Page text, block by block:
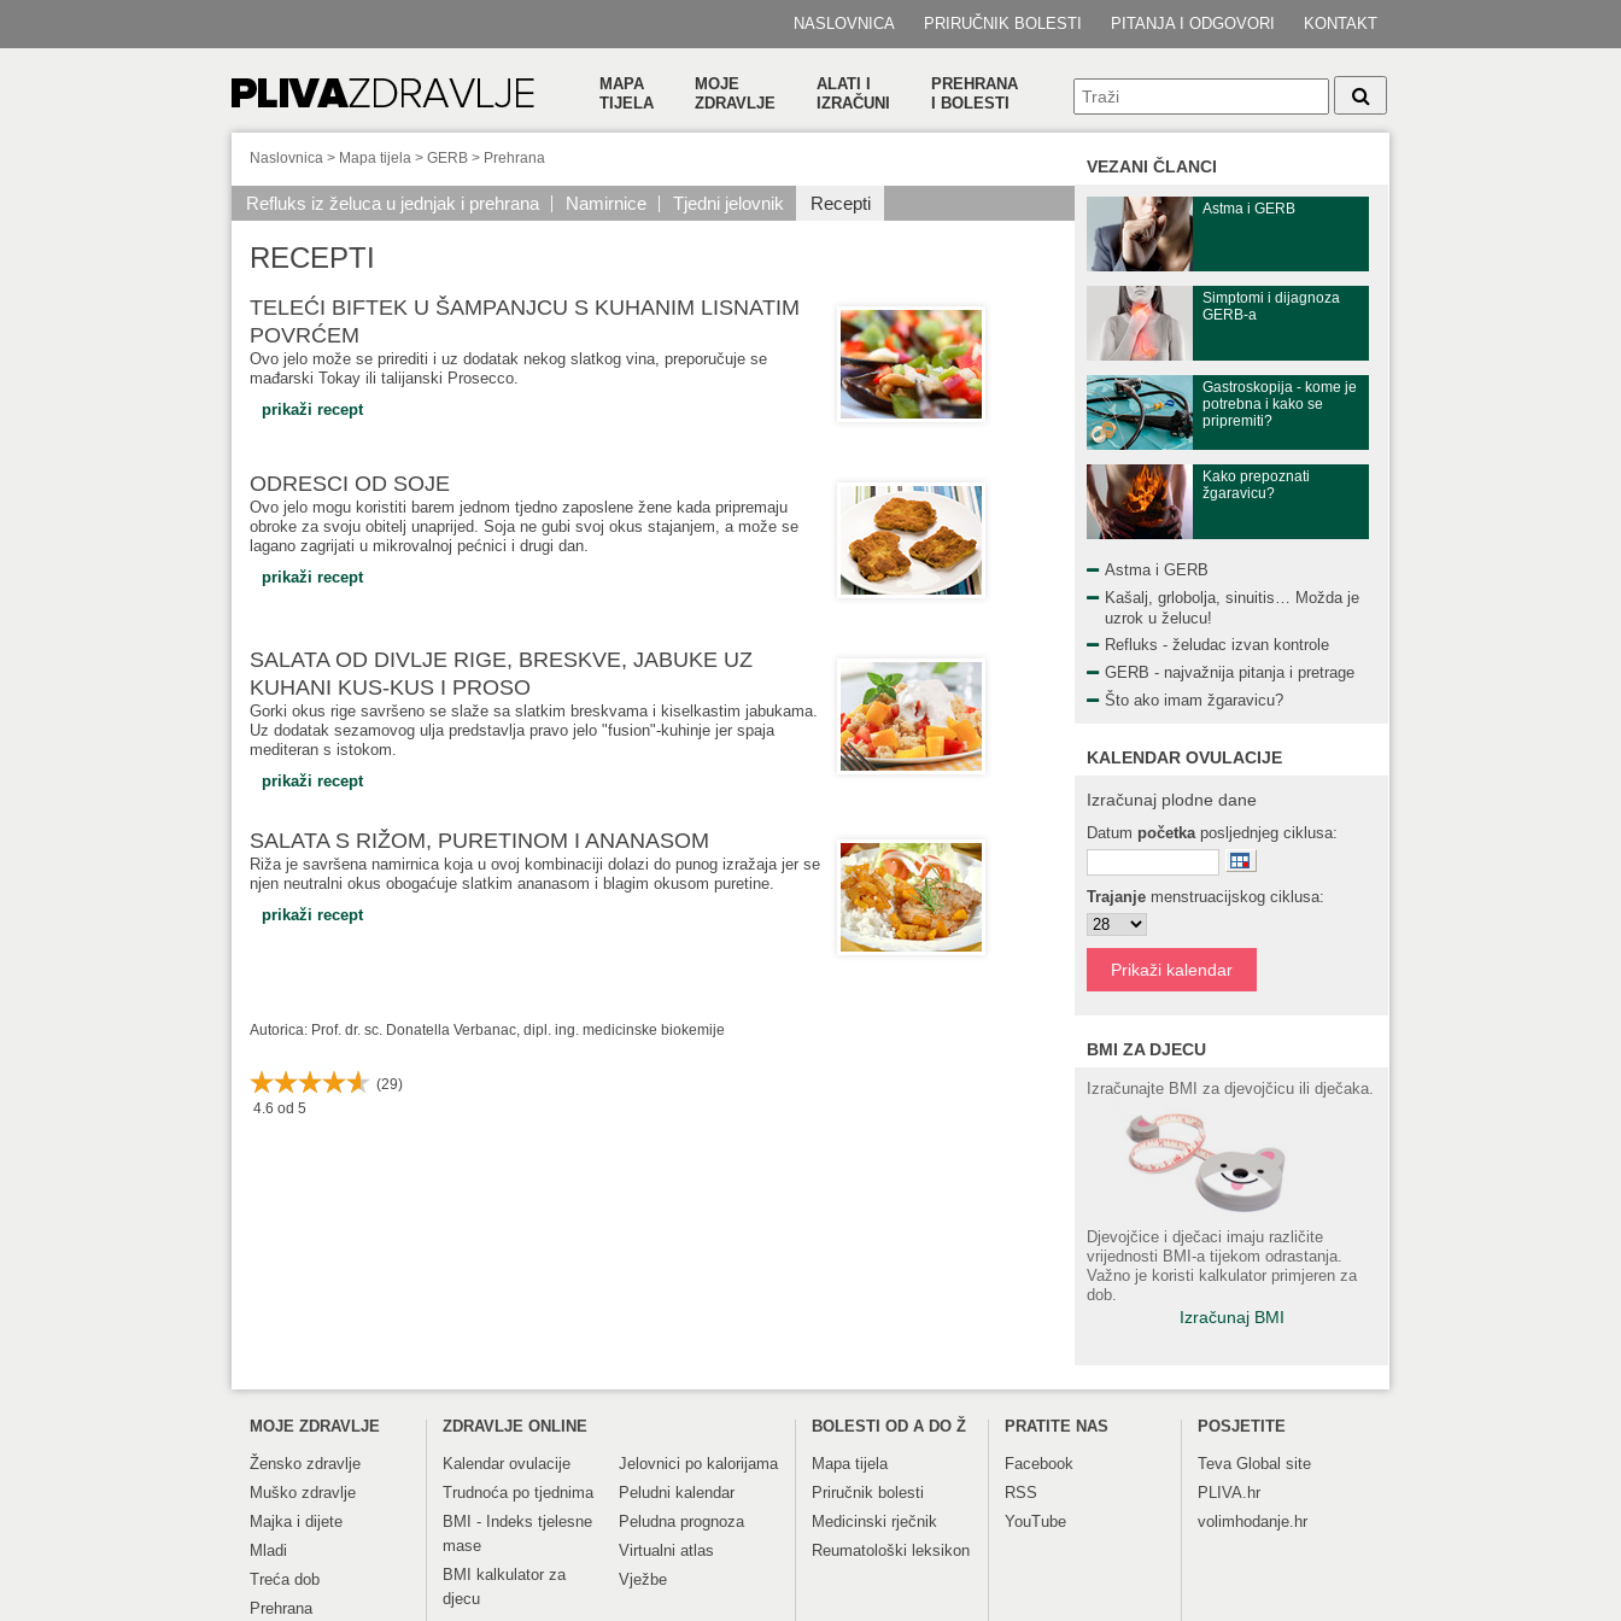
NASLOVNICA PRIRUČNIK BOLESTI PITANJA I ODGOVORI KONTAKT
MAPA
TIJELA
MOJE
ZDRAVLJE
ALATI I
IZRAČUNI
PREHRANA
I BOLESTI
Naslovnica > Mapa tijela > GERB > Prehrana
Refluks iz želuca u jednjak i prehrana Namirnice Tjedni jelovnik Recepti
RECEPTI
TELEĆI BIFTEK U ŠAMPANJCU S KUHANIM LISNATIM
POVRĆEM
Ovo jelo može se prirediti i uz dodatak nekog slatkog vina, preporučuje se
mađarski Tokay ili talijanski Prosecco.
prikaži recept
ODRESCI OD SOJE
Ovo jelo mogu koristiti barem jednom tjedno zaposlene žene kada pripremaju
obroke za svoju obitelj unaprijed. Soja ne gubi svoj okus stajanjem, a može se
lagano zagrijati u mikrovalnoj pećnici i drugi dan.
prikaži recept
SALATA OD DIVLJE RIGE, BRESKVE, JABUKE UZ
KUHANI KUS-KUS I PROSO
Gorki okus rige savršeno se slaže sa slatkim breskvama i kiselkastim jabukama.
Uz dodatak sezamovog ulja predstavlja pravo jelo "fusion"-kuhinje jer spaja
mediteran s istokom.
prikaži recept
SALATA S RIŽOM, PURETINOM I ANANASOM
Riža je savršena namirnica koja u ovoj kombinaciji dolazi do punog izražaja jer se
njen neutralni okus obogaćuje slatkim ananasom i blagim okusom puretine.
prikaži recept
Autorica: Prof. dr. sc. Donatella Verbanac, dipl. ing. medicinske biokemije
(29)
4.6 od 5
VEZANI ČLANCI
Astma i GERB
Simptomi i dijagnoza
GERB-a
Gastroskopija - kome je
potrebna i kako se
pripremiti?
Kako prepoznati
žgaravicu?
Astma i GERB
Kašalj, grlobolja, sinuitis… Možda je
uzrok u želucu!
Refluks - želudac izvan kontrole
GERB - najvažnija pitanja i pretrage
Što ako imam žgaravicu?
KALENDAR OVULACIJE
Izračunaj plodne dane
Datum početkaposljednjeg ciklusa:
Trajanje menstruacijskog ciklusa:
BMI ZA DJECU
Izračunajte BMI za djevojčicu ili dječaka.
Djevojčice i dječaci imaju različite
vrijednosti BMI-a tijekom odrastanja.
Važno je koristi kalkulator primjeren za
dob.
Izračunaj BMI
MOJE ZDRAVLJE
Žensko zdravlje
Muško zdravlje
Majka i dijete
Mladi
Treća dob
Prehrana
ZDRAVLJE ONLINE
Kalendar ovulacije
Trudnoća po tjednima
BMI - Indeks tjelesne
mase
BMI kalkulator za
djecu
Jelovnici po kalorijama
Peludni kalendar
Peludna prognoza
Virtualni atlas
Vježbe
BOLESTI OD A DO Ž
Mapa tijela
Priručnik bolesti
Medicinski rječnik
Reumatološki leksikon
PRATITE NAS
Facebook
RSS
YouTube
POSJETITE
Teva Global site
PLIVA.hr
volimhodanje.hr